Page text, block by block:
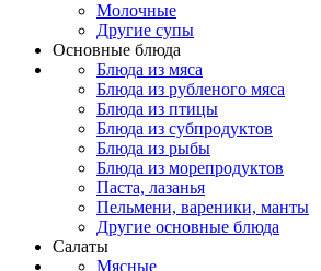
Молочные
Другие супы
Основные блюда
Блюда из мяса
Блюда из рубленого мяса
Блюда из птицы
Блюда из субпродуктов
Блюда из рыбы
Блюда из морепродуктов
Паста, лазанья
Пельмени, вареники, манты
Другие основные блюда
Салаты
Мясные